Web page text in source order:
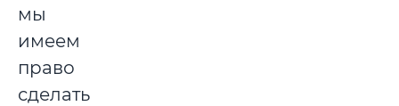
мы
имеем
право
сделать